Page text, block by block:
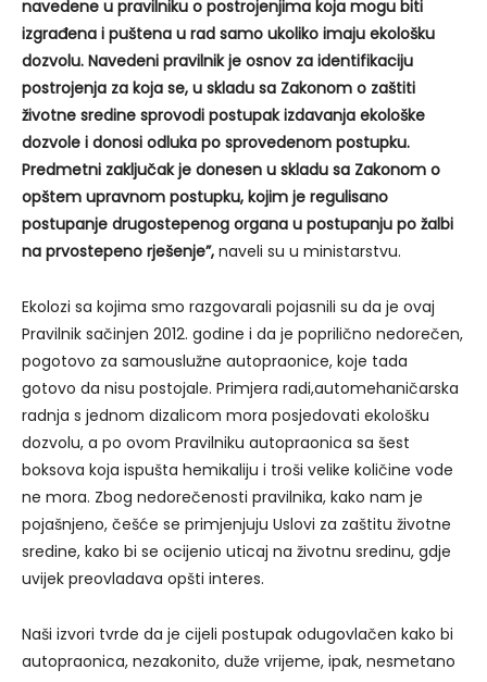
navedene u pravilniku o postrojenjima koja mogu biti
izgrađena i puštena u rad samo ukoliko imaju ekološku
dozvolu. Navedeni pravilnik je osnov za identifikaciju
postrojenja za koja se, u skladu sa Zakonom o zaštiti
životne sredine sprovodi postupak izdavanja ekološke
dozvole i donosi odluka po sprovedenom postupku.
Predmetni zaključak je donesen u skladu sa Zakonom o
opštem upravnom postupku, kojim je regulisano
postupanje drugostepenog organa u postupanju po žalbi
na prvostepeno rješenje”, naveli su u ministarstvu.
Ekolozi sa kojima smo razgovarali pojasnili su da je ovaj
Pravilnik sačinjen 2012. godine i da je poprilično nedorečen,
pogotovo za samouslužne autopraonice, koje tada
gotovo da nisu postojale. Primjera radi,automehaničarska
radnja s jednom dizalicom mora posjedovati ekološku
dozvolu, a po ovom Pravilniku autopraonica sa šest
boksova koja ispušta hemikaliju i troši velike količine vode
ne mora. Zbog nedorečenosti pravilnika, kako nam je
pojašnjeno, češće se primjenjuju Uslovi za zaštitu životne
sredine, kako bi se ocijenio uticaj na životnu sredinu, gdje
uvijek preovladava opšti interes.
Naši izvori tvrde da je cijeli postupak odugovlačen kako bi
autopraonica, nezakonito, duže vrijeme, ipak, nesmetano